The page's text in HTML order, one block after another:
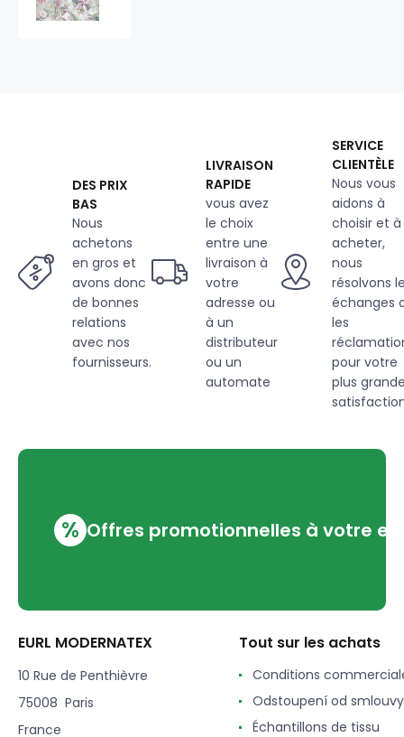
DES PRIX
BAS
Nous
achetons
en gros et
avons donc
de bonnes
relations
avec nos
fournisseurs.
LIVRAISON
RAPIDE
vous avez
le choix
entre une
livraison à
votre
adresse ou
à un
distributeur
ou un
automate
SERVICE
CLIENTÈLE
Nous vous
aidons à
choisir et à
acheter,
nous
résolvons
échanges
les
pour votre
plus
% Offres promotionnelles à votre
EURL MODERNATEX
10 Rue de Penthièvre
75008 Paris
France
Tout sur les achats
Conditions
Odstoupení od smlouvy
Échantillons de tissu